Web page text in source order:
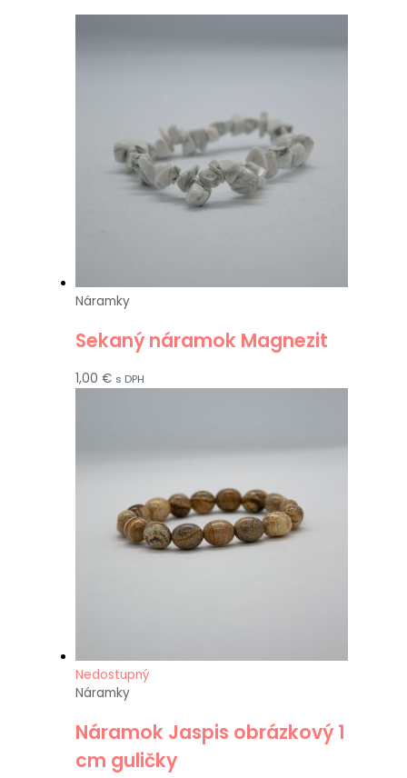
Náramky
Sekaný náramok Magnezit
1,00 € s DPH
Nedostupný
Náramky
Náramok Jaspis obrázkový 1
cm guličky